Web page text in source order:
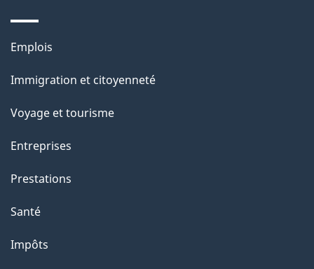
p
a
g
e
Thèmes
sujets
Emplois
Immigration et citoyenneté
Voyage et tourisme
Entreprises
Prestations
Santé
Impôts